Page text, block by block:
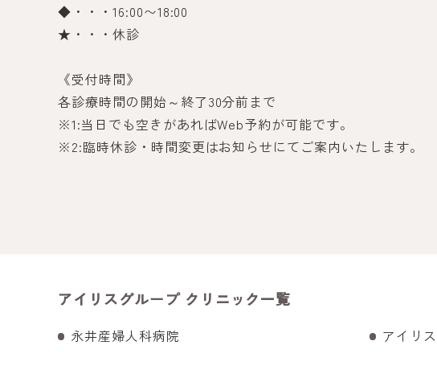
◆・・・16:00〜18:00
★・・・休診
《受付時間》
各診療時間の開始～終了30分前まで
※1:当日でも空きがあればWeb予約が可能です。
※2:臨時休診・時間変更はお知らせにてご案内いたします。
アイリスグループ クリニック一覧
永井産婦人科病院 アイリ